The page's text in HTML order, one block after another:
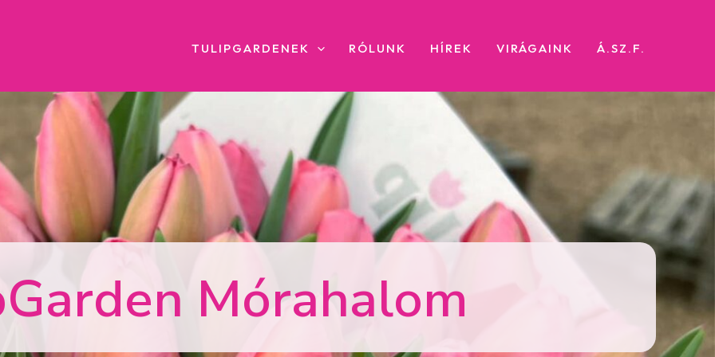
TULIPGARDENEK RÓLUNK HÍREK VIRÁGAINK Á.SZ.F.
Mórahalom